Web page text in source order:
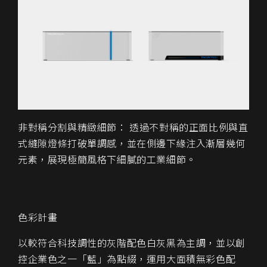
非對稱分割與精緻細節： 透過不對稱的正面比例與直
式縫隙燈條打破單調感，並在側邊下緣注入漸層幾何
元素，展現極簡風格下細膩的工業細節。
色彩計畫
以較符合科技調性的灰階配色白灰黑為主調，並以創
控企業色之一「藍」為點綴，運用大面積無彩色配